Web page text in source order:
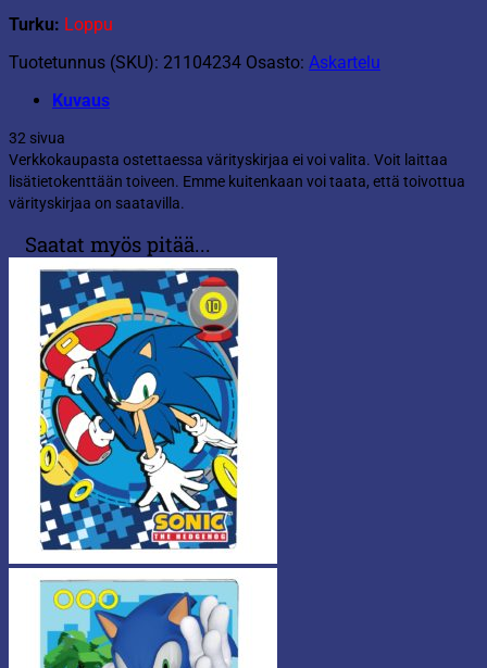
Turku: Loppu
Tuotetunnus (SKU): 21104234 Osasto: Askartelu
Kuvaus
32 sivua
Verkkokaupasta ostettaessa värityskirjaa ei voi valita. Voit laittaa
lisätietokenttään toiveen. Emme kuitenkaan voi taata, että toivottua
värityskirjaa on saatavilla.
Saatat myös pitää...